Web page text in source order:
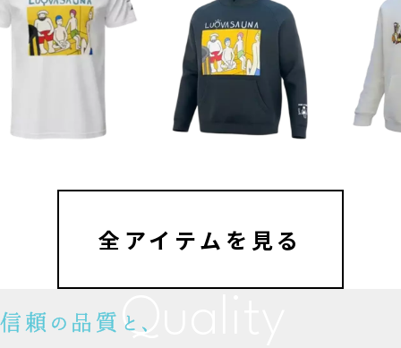
全アイテムを見る
Quality
信頼 の 品質 と、